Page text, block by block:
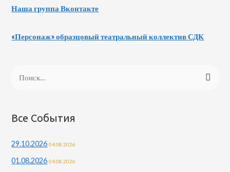
Наша группа Вконтакте
«Персонаж» образцовый театральный коллектив СДК
т
:
Все События
29.10.2026 04.08.2026
01.08.2026 04.08.2026